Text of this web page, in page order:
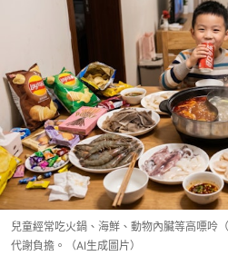
兒童經常吃火鍋、海鮮、動物內臟等高嘌呤
代謝負擔。（AI生成圖片）